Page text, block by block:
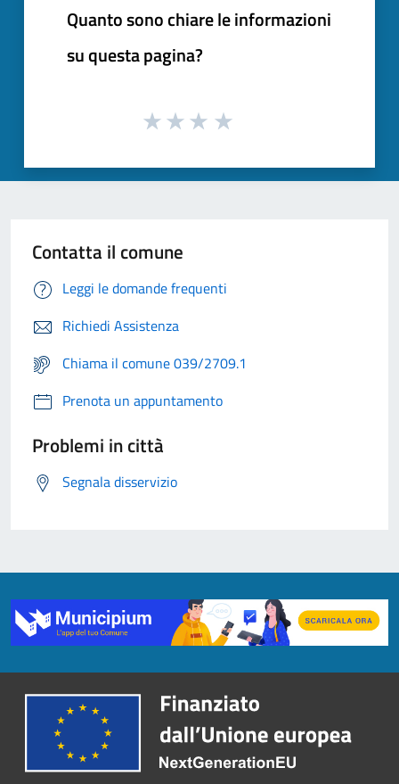
Quanto sono chiare le informazioni
su questa pagina?
Contatta il comune
Leggi le domande frequenti
Richiedi Assistenza
Chiama il comune 039/2709.1
Prenota un appuntamento
Problemi in città
Segnala disservizio